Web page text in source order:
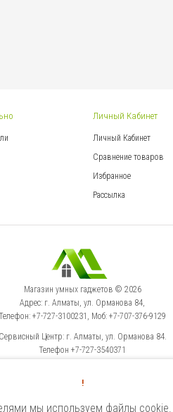
Личный Кабинет
Личный Кабинет
Сравнение товаров
Избранное
Рассылка
Магазин умных гаджетов © 2026
Адрес: г. Алматы, ул. Орманова 84,
+7-727-3100231, Моб: +7-707-376-9129
Сервисный Центр: г. Алматы, ул. Орманова 84.
Телефон +7-727-3540371
Select Language
!
мы используем файлы